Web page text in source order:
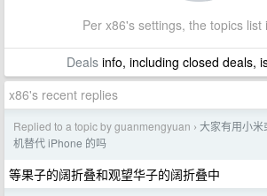
Per x86's settings, the topics list
Dealsinfo, including closed deals,
x86's recent replies
Replied to a topic by guanmengyuan › 大家有用小米
机替代 iPhone 的吗
等果子的阔折叠和观望华子的阔折叠中